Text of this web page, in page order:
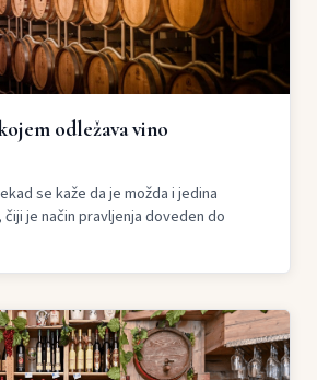
odležava vino
se kaže da je možda i jedina
je način pravljenja doveden do